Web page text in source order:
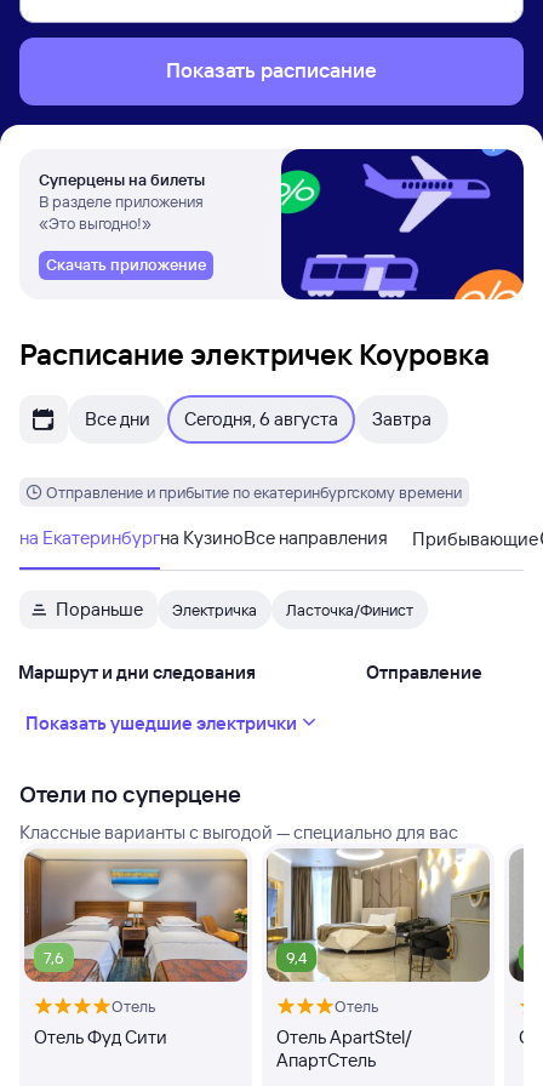
Показать расписание
Суперцены на билеты
В разделе приложения
«Это выгодно!»
Скачать приложение
Расписание электричек Коуровка
Все дни Сегодня, 6 августа Завтра
Отправление и прибытие по екатеринбургскому времени
на Екатеринбургна КузиноВсе направления Прибывающие
Пораньше Электричка Ласточка/Финист
Маршрут и дни следования Отправление
Показать ушедшие электрички
Отели по суперцене
Классные варианты с выгодой — специально для вас
7,6
Отель
Отель Фуд Сити
9,4
Отель
Отель ApartStel/
АпартСтель